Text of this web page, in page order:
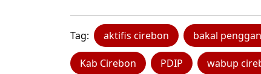
Tag: aktifis cirebon bakal
Kab Cirebon PDIP wabup